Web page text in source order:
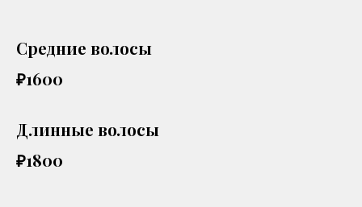
Средние волосы
₽1600
Длинные волосы
₽1800